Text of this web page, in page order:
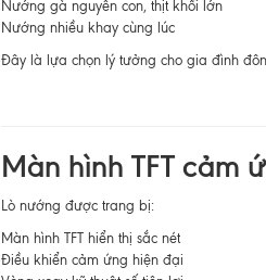
Nướng gà nguyên con, thịt khối lớn
Nướng nhiều khay cùng lúc
Đây là lựa chọn lý tưởng cho gia đình
Màn hình TFT cảm
Lò nướng được trang bị:
Màn hình TFT hiển thị sắc nét
Điều khiển cảm ứng hiện đại